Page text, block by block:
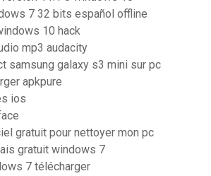
7 32 bits español offline
10 hack
mp3 audacity
samsung galaxy s3 mini sur pc
apkpure
ios
gratuit pour nettoyer mon pc
gratuit windows 7
7 télécharger